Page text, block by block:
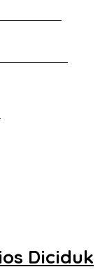
Diciduk